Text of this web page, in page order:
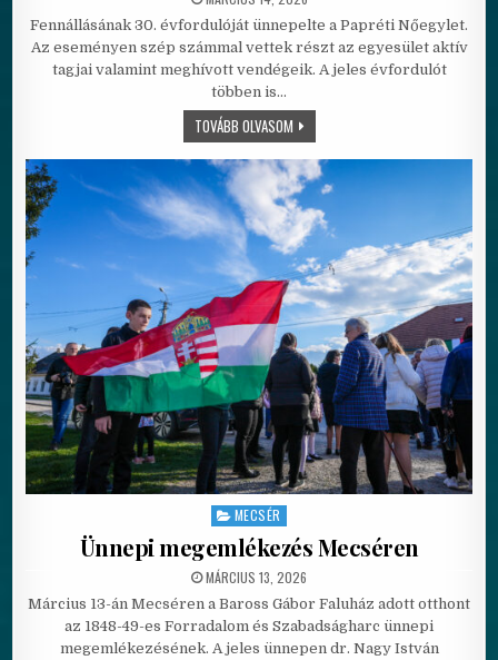
Fennállásának 30. évfordulóját ünnepelte a Papréti Nőegylet.
Az eseményen szép számmal vettek részt az egyesület aktív
tagjai valamint meghívott vendégeik. A jeles évfordulót
többen is…
TOVÁBB OLVASOM30 ÉVES A PAPRÉTI NŐEGYLET
Posted in
MECSÉR
Ünnepi megemlékezés Mecséren
PUBLISHED DATE:
MÁRCIUS 13, 2026
Március 13-án Mecséren a Baross Gábor Faluház adott otthont
az 1848-49-es Forradalom és Szabadságharc ünnepi
megemlékezésének. A jeles ünnepen dr. Nagy István